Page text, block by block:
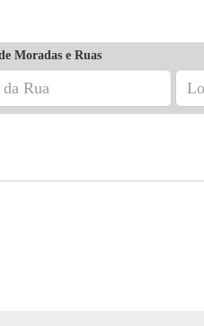
Moradas e Ruas